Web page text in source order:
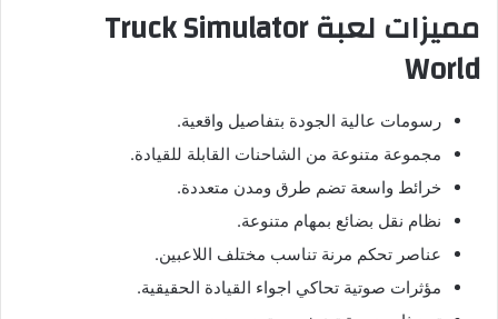
مميزات لعبة Truck Simulator
World
رسومات عالية الجودة بتفاصيل واقعية.
مجموعة متنوعة من الشاحنات القابلة للقيادة.
خرائط واسعة تضم طرق ومدن متعددة.
نظام نقل بضائع بمهام متنوعة.
عناصر تحكم مرنة تناسب مختلف اللاعبين.
مؤثرات صوتية تحاكي اجواء القيادة الحقيقية.